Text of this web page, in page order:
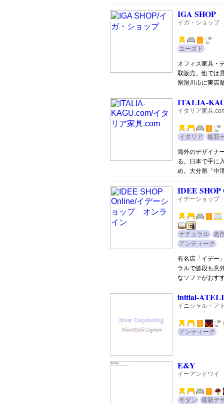
IGA SHOP
イガ・ショップ
ユーズド
オフィス家具・
取販売。他では
県滑川市に実店
ITALIA-
イタリア家具
イタリア 最新
海外のデザイナ
る。日本で手に
め。大分県「中
IDEE SHOP
イデーショップ
ナチュラル
名
アンティーク
有名店「イデー
ラルで値段も意
なソファがおす
initial-
イニシャル・ア
アンティーク
E&Y
イーアンドワイ
モダン 最新デ